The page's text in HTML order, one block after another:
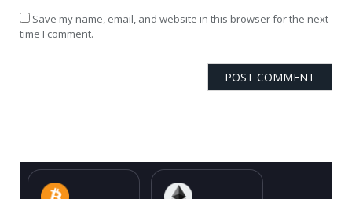
Save my name, email, and website in this browser for the next
time I comment.